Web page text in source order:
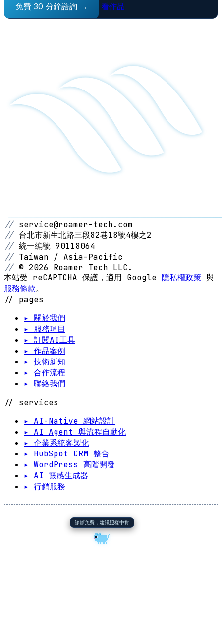
免費 30 分鐘諮詢 → 看作品
// service@roamer-tech.com
// 台北市新生北路三段82巷18號4樓之2
// 統一編號 90118064
// Taiwan / Asia-Pacific
// © 2026 Roamer Tech LLC.
本站受 reCAPTCHA 保護，適用 Google 隱私權政策 與
服務條款。
// pages
▸ 關於我們
▸ 服務項目
▸ 訂閱AI工具
▸ 作品案例
▸ 技術新知
▸ 合作流程
▸ 聯絡我們
// services
▸ AI-Native 網站設計
▸ AI Agent 與流程自動化
▸ 企業系統客製化
▸ HubSpot CRM 整合
▸ WordPress 高階開發
▸ AI 靈感生成器
▸ 行銷服務
診斷免費，建議照樣中肯